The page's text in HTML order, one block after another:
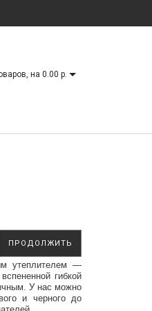
на 0.00 р.
ПРОДОЛЖИТЬ
утеплителем —
гибкой
У нас можно
и черного до